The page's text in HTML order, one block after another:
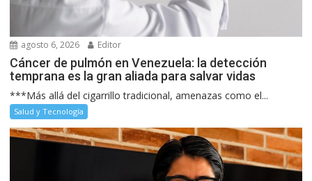
agosto 6, 2026 Editor
Cáncer de pulmón en Venezuela: la detección
temprana es la gran aliada para salvar vidas
***Más allá del cigarrillo tradicional, amenazas como el...
Salud y Tecnología